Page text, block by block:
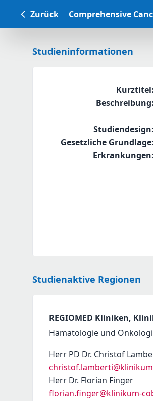
Zurück Comprehensive
Studieninformationen
Kurztitel:
Beschreibung:
Studiendesign:
Gesetzliche Grundlage:
Erkrankungen:
Studienaktive Regionen
REGIOMED Kliniken,
Hämatologie und
Herr PD Dr. Christof
Herr Dr. Florian Finger
florian.finger@klinikum-